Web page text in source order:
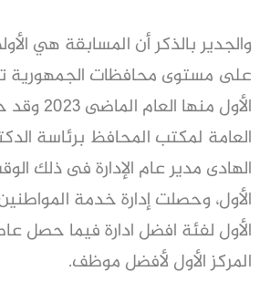
والجدير بالذكر أن المسابقة هي
على مستوى محافظات الجمهورية
الأول منها
العامة لمكتب المحافظ برئاسة
الهادى مدير عام الإدارة فى ذلك
الأول، وحصلت إدارة خدمة
الأول لفئة افضل ادارة فيما حصل
المركز الأول لأفضل موظف.